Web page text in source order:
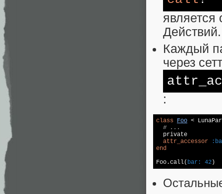
является
Действий.
Каждый
через
:
class Foo <
# ...
  private
attr_accessor
end
Foo.call( bar: 42)